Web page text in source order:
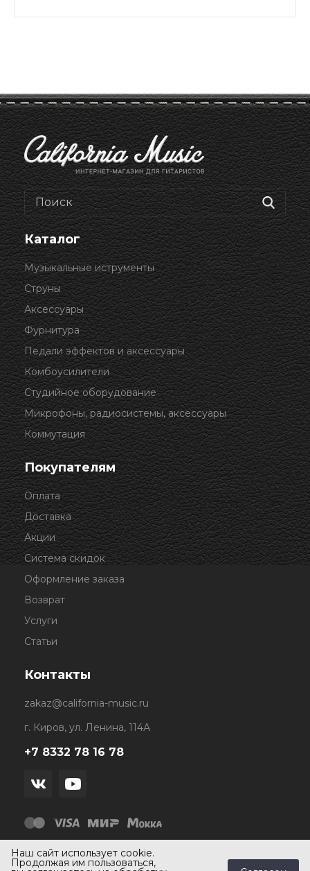
Каталог
Музыкальные иструменты
Струны
Аксессуары
Фурнитура
Педали эффектов и аксессуары
Комбоусилители
Студийное оборудование
Микрофоны, радиосистемы, аксессуары
Коммутация
Покупателям
Оплата
Доставка
Акции
Система скидок
Оформление заказа
Возврат
Услуги
Статьи
Контакты
zakaz@california-music.ru
г. Киров, ул. Ленина, 114А
+7 8332 78 16 78
Наш сайт использует cookie.
Продолжая им пользоваться,